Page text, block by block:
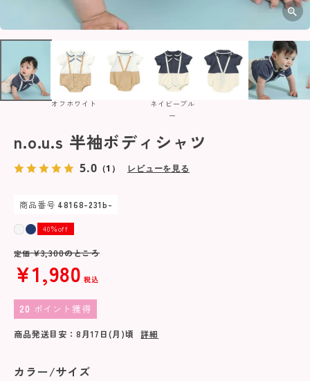
オフホワイト
ネイビーブル
ー
n.o.u.s 半袖ボディシャツ
5.0 （1） レビューを見る
商品番号 48168-231b-
40％off
定価 ¥3,300のところ
¥1,980 税込
20 ポイント獲得
商品発送目安： 8月17日(月)頃 詳細
カラー/サイズ